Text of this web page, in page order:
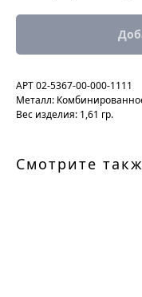
АРТ 02-5367-00-000-1111
Металл:
Вес изделия: 1,61 гр.
Смотрите